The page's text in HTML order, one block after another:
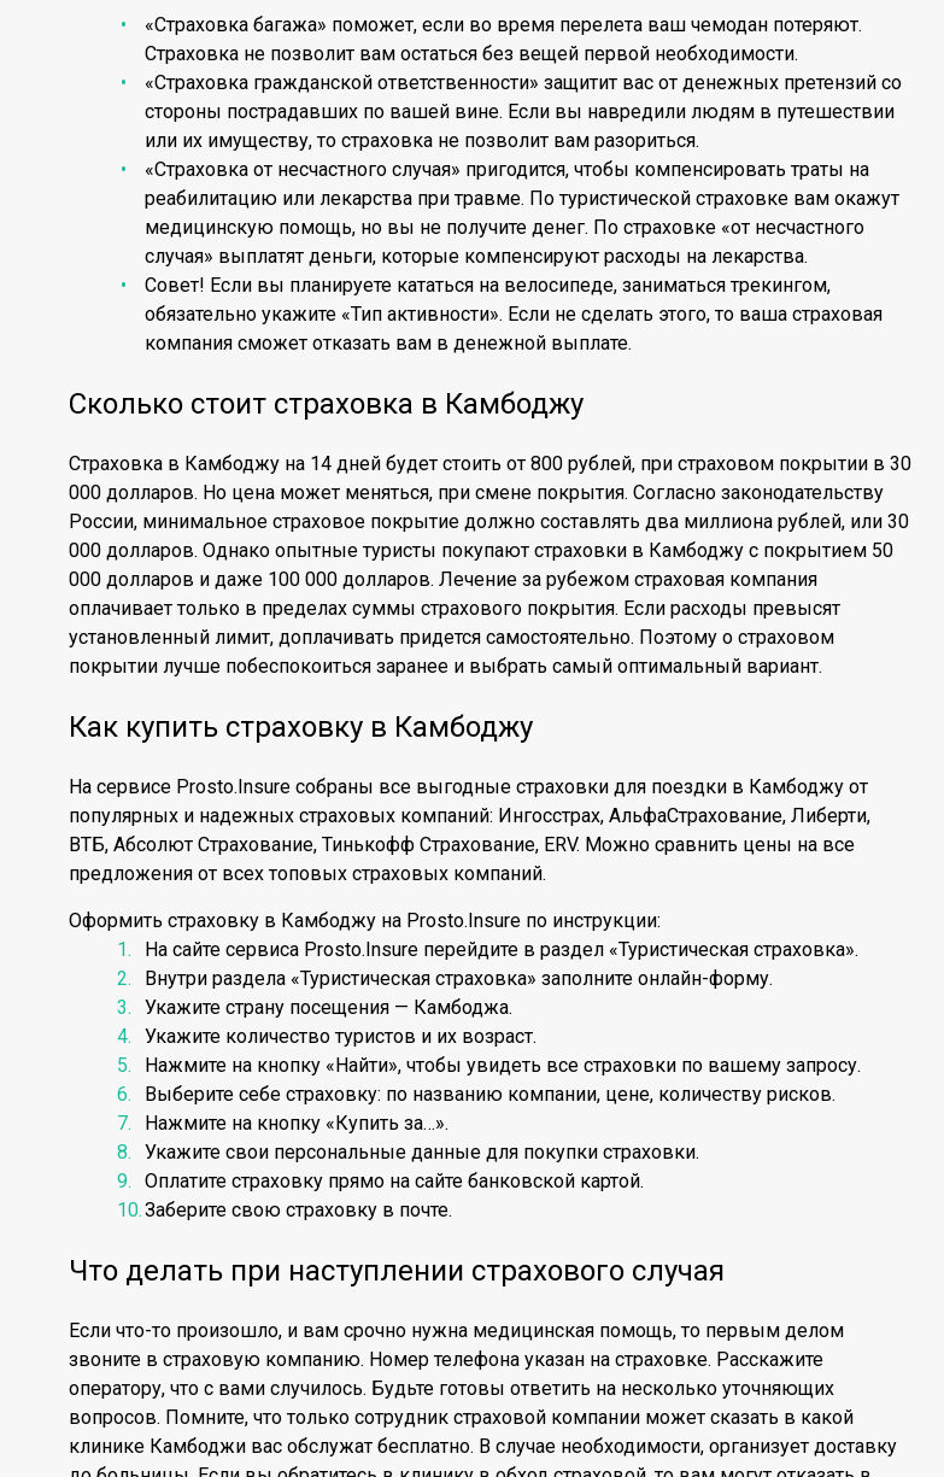
«Страховка багажа» поможет, если во время перелета ваш чемодан потеряют.
Страховка не позволит вам остаться без вещей первой необходимости.
«Страховка гражданской ответственности» защитит вас от денежных претензий со
стороны пострадавших по вашей вине. Если вы навредили людям в путешествии
или их имуществу, то страховка не позволит вам разориться.
«Страховка от несчастного случая» пригодится, чтобы компенсировать траты на
реабилитацию или лекарства при травме. По туристической страховке вам окажут
медицинскую помощь, но вы не получите денег. По страховке «от несчастного
случая» выплатят деньги, которые компенсируют расходы на лекарства.
Совет! Если вы планируете кататься на велосипеде, заниматься трекингом,
обязательно укажите «Тип активности». Если не сделать этого, то ваша страховая
компания сможет отказать вам в денежной выплате.
Сколько стоит страховка в Камбоджу
Страховка в Камбоджу на 14 дней будет стоить от 800 рублей, при страховом покрытии в 30
000 долларов. Но цена может меняться, при смене покрытия. Согласно законодательству
России, минимальное страховое покрытие должно составлять два миллиона рублей, или 30
000 долларов. Однако опытные туристы покупают страховки в Камбоджу с покрытием 50
000 долларов и даже 100 000 долларов. Лечение за рубежом страховая компания
оплачивает только в пределах суммы страхового покрытия. Если расходы превысят
установленный лимит, доплачивать придется самостоятельно. Поэтому о страховом
покрытии лучше побеспокоиться заранее и выбрать самый оптимальный вариант.
Как купить страховку в Камбоджу
На сервисе Prosto.Insure собраны все выгодные страховки для поездки в Камбоджу от
популярных и надежных страховых компаний: Ингосстрах, АльфаСтрахование, Либерти,
ВТБ, Абсолют Страхование, Тинькофф Страхование, ERV. Можно сравнить цены на все
предложения от всех топовых страховых компаний.
Оформить страховку в Камбоджу на Prosto.Insure по инструкции:
На сайте сервиса Prosto.Insure перейдите в раздел «Туристическая страховка».
Внутри раздела «Туристическая страховка» заполните онлайн-форму.
Укажите страну посещения — Камбоджа.
Укажите количество туристов и их возраст.
Нажмите на кнопку «Найти», чтобы увидеть все страховки по вашему запросу.
Выберите себе страховку: по названию компании, цене, количеству рисков.
Нажмите на кнопку «Купить за…».
Укажите свои персональные данные для покупки страховки.
Оплатите страховку прямо на сайте банковской картой.
Заберите свою страховку в почте.
Что делать при наступлении страхового случая
Если что-то произошло, и вам срочно нужна медицинская помощь, то первым делом
звоните в страховую компанию. Номер телефона указан на страховке. Расскажите
оператору, что с вами случилось. Будьте готовы ответить на несколько уточняющих
вопросов. Помните, что только сотрудник страховой компании может сказать в какой
клинике Камбоджи вас обслужат бесплатно. В случае необходимости, организует доставку